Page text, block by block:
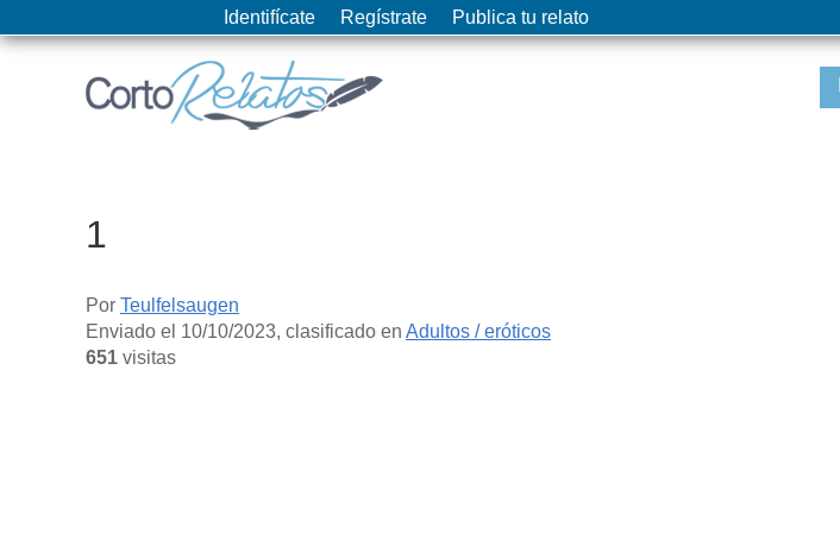
Identifícate Regístrate Publica tu relato
1
Por Teulfelsaugen
Enviado el 10/10/2023, clasificado en Adultos / eróticos
651 visitas